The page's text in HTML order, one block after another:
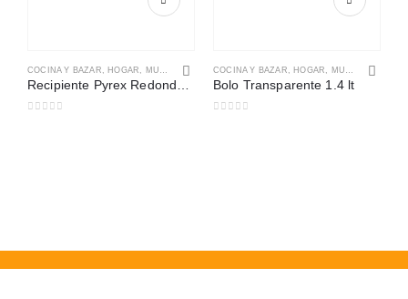
COCINA Y BAZAR , HOGAR, MUEBLES Y JARDÍN
Recipiente Pyrex Redondo 900 ml
COCINA Y BAZAR , HOGAR, MUEBLES Y JARDÍN
Bolo Transparente 1.4 lt